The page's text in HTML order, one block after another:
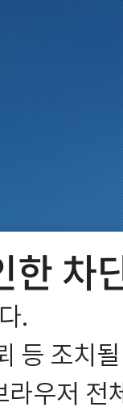
한 차
.
등 조치
우저 전